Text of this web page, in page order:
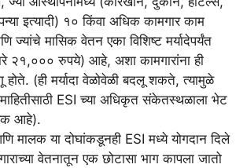
इत्यादी) १० किंवा अधिक कामगार काम
ज्यांचे मासिक वेतन एका विशिष्ट मर्यादेपर्यंत
२१,००० रुपये) आहे, अशा कामगारांना ही
होते. (ही मर्यादा वेळोवेळी बदलू शकते, त्यामुळे
माहितीसाठी ESI च्या अधिकृत संकेतस्थळाला भेट
आहे).
मालक या दोघांकडूनही ESI मध्ये योगदान दिले
वेतनातून एक छोटासा भाग कापला जातो